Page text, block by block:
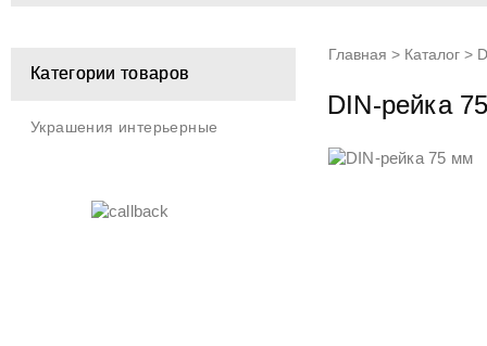
Категории товаров
Украшения интерьерные
Главная > Каталог >
DIN-рейка